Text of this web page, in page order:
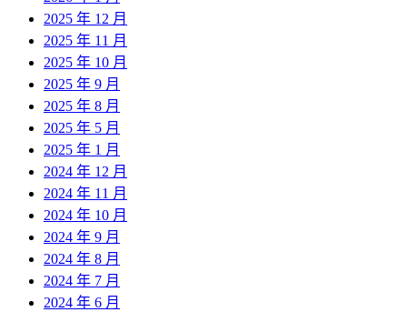
2025 年 12 月
2025 年 11 月
2025 年 10 月
2025 年 9 月
2025 年 8 月
2025 年 5 月
2025 年 1 月
2024 年 12 月
2024 年 11 月
2024 年 10 月
2024 年 9 月
2024 年 8 月
2024 年 7 月
2024 年 6 月